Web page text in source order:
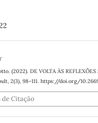
(2022). DE VOLTA ÀS
, 2(3), 98–111. https://doi.org/
de Citação